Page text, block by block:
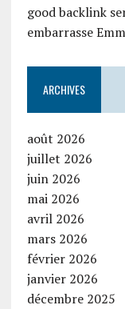
good backlink
embarrasse
ARCHIVES
août 2026
juillet 2026
juin 2026
mai 2026
avril 2026
mars 2026
février 2026
janvier 2026
décembre 2025